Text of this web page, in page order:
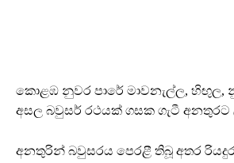
කොළඹ නුවර පාරේ මාවනැල්ල, හිඟුල,
අසල බවුසර් රථයක් ගසක ගැටී
අනතුරින් බවුසරය පෙරළී තිබූ අතර